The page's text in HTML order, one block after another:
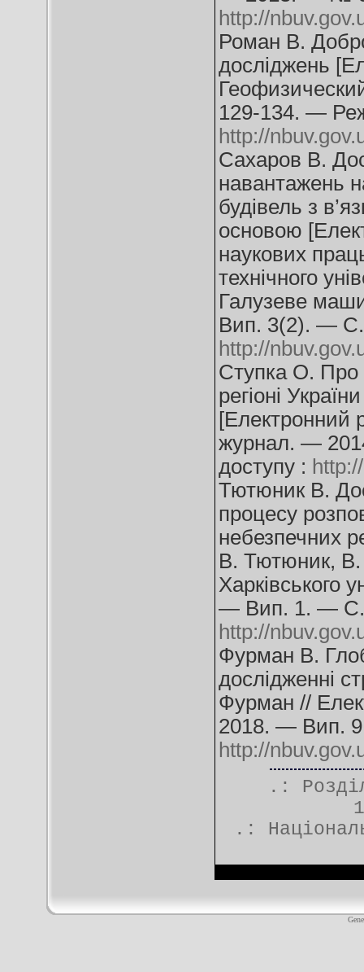
http://
Роман В.
досліджень
129-134. —
http://
Сахаров В.
навантажень
будівель з
основою
наукових
технічного
Галузеве
Вип. 3(2). —
http://
Ступка О. Про
регіоні
[Електронний
журнал. —
доступу :
Тютюник В.
процесу
небезпечних
В. Тютюник, В.
Харківського
— Вип. 1. — С.
http://
Фурман В.
дослідженні
Фурман //
2018. — Вип.
http://
.:
.: